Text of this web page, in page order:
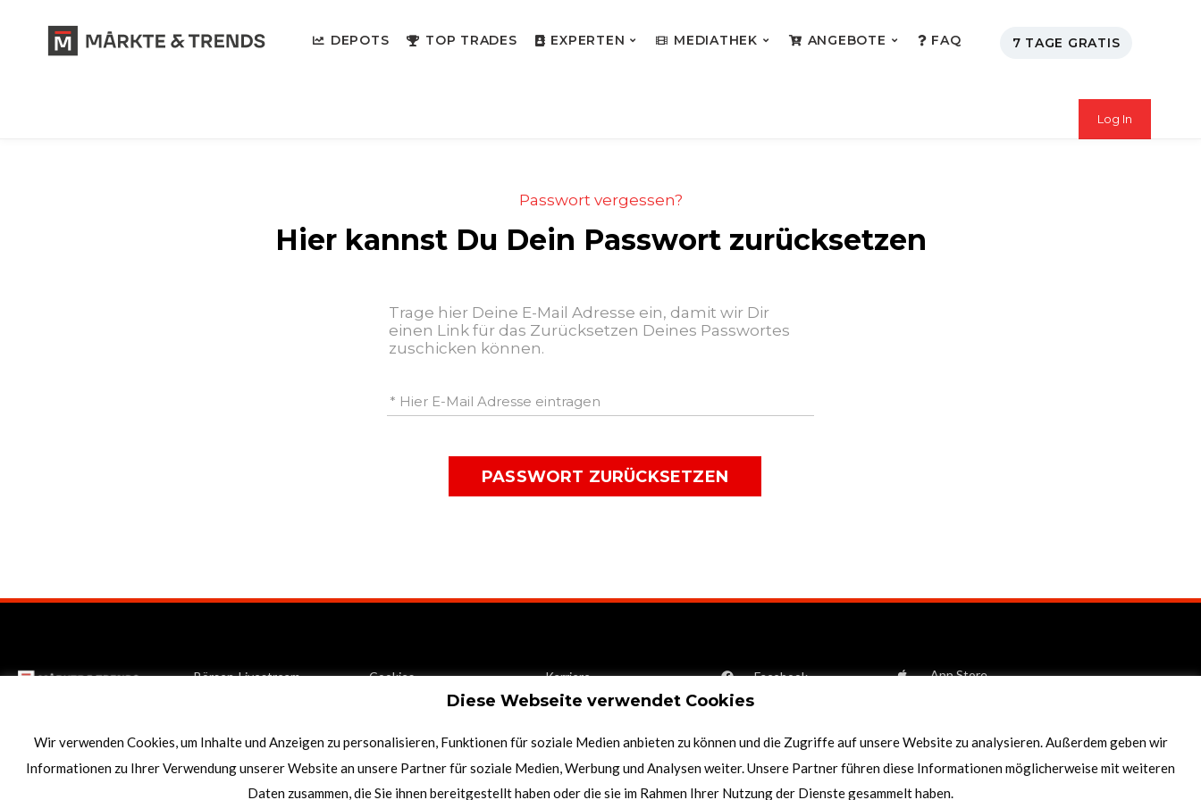
DEPOTS TOP TRADES EXPERTEN MEDIATHEK ANGEBOTE FAQ 7 TAGE GRATIS
Log In
Passwort vergessen?
Hier kannst Du Dein Passwort zurücksetzen
Trage hier Deine E-Mail Adresse ein, damit wir Dir
einen Link für das Zurücksetzen Deines Passwortes
zuschicken können.
* Hier E-Mail Adresse eintragen
PASSWORT ZURÜCKSETZEN
Börsen-Livestream
Cookies
Karriere
Kontakt
Facebook
App Store
Diese Webseite verwendet Cookies
Wir verwenden Cookies, um Inhalte und Anzeigen zu personalisieren, Funktionen für soziale Medien anbieten zu können und die Zugriffe auf unsere Website zu analysieren. Außerdem geben wir
Informationen zu Ihrer Verwendung unserer Website an unsere Partner für soziale Medien, Werbung und Analysen weiter. Unsere Partner führen diese Informationen möglicherweise mit weiteren
Daten zusammen, die Sie ihnen bereitgestellt haben oder die sie im Rahmen Ihrer Nutzung der Dienste gesammelt haben.